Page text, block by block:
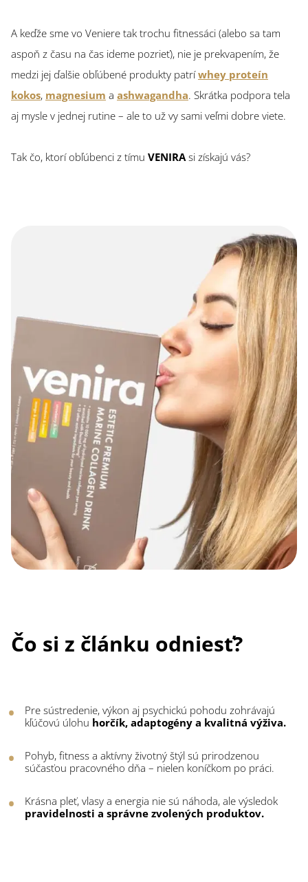
A keďže sme vo Veniere tak trochu fitnessáci (alebo sa tam
aspoň z času na čas ideme pozrieť), nie je prekvapením, že
medzi jej ďalšie obľúbené produkty patríwhey proteín
kokos, magnesium a ashwagandha. Skrátka podpora tela
aj mysle v jednej rutine – ale to už vy sami veľmi dobre viete.
Tak čo, ktorí obľúbenci z tímu VENIRAsi získajú vás?
Čo si z článku odniesť?
Pre sústredenie, výkon aj psychickú pohodu zohrávajú
kľúčovú úlohu horčík, adaptogény a kvalitná výživa.
Pohyb, fitness a aktívny životný štýl sú prirodzenou
súčasťou pracovného dňa – nielen koníčkom po práci.
Krásna pleť, vlasy a energia nie sú náhoda, ale výsledok
pravidelnosti a správne zvolených produktov.